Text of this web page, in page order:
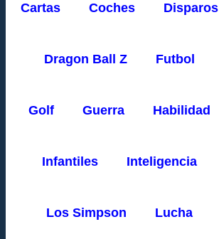
Cartas Coches Disparos
Dragon Ball Z Futbol
Golf Guerra Habilidad
Infantiles Inteligencia
Los Simpson Lucha